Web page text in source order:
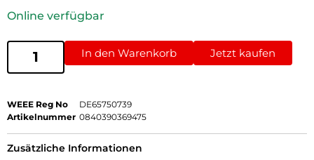
Online verfügbar
In den Warenkorb Jetzt kaufen
WEEE Reg No
DE65750739
Artikelnummer 0840390369475
Zusätzliche Informationen